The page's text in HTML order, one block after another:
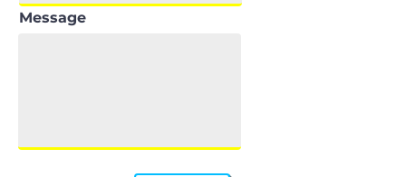
Message